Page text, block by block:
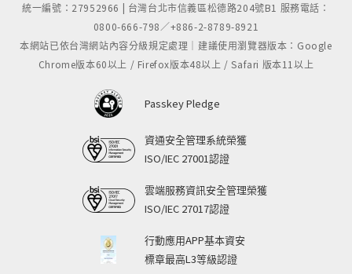
統一編號：27952966 | 台灣台北市信義區松德路204號B1 服務電話：
0800-666-798／+886-2-8789-8921
本網站已依台灣網站內容分級規定處理｜建議使用瀏覽器版本：Google
Chrome版本60以上 / Firefox版本48以上 / Safari 版本11以上
Passkey Pledge
資通安全管理系統榮獲
ISO/IEC 27001認證
雲端服務資訊安全管理榮獲
ISO/IEC 27017認證
行動應用APP基本資安
標章最高L3等級認證